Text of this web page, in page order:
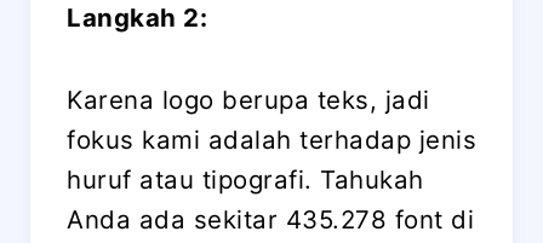
Langkah 2:
Karena logo berupa teks, jadi
fokus kami adalah terhadap jenis
huruf atau tipografi. Tahukah
Anda ada sekitar 435.278 font di